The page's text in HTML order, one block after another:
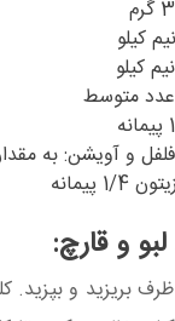
کیلو
نیم کیلو
و آویشن: به
پیمانه
و قارچ: